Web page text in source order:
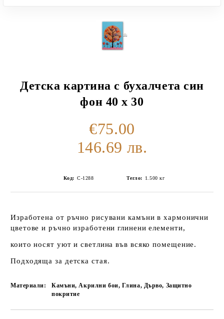
Детска картина с бухалчета син
фон 40 х 30
€75.00
146.69 лв.
Код: С-1288 Тегло: 1.500 кг
Изработена от ръчно рисувани камъни в хармонични
цветове и ръчно изработени глинени елементи,
които носят уют и светлина във всяко помещение.
Подходяща за детска стая.
Материали:
Камъни, Акрилни бои, Глина, Дърво, Защитно
покритие